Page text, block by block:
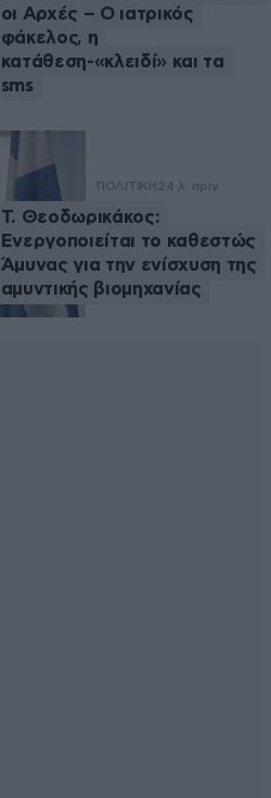
οι Αρχές – Ο ιατρικός
φάκελος, η
κατάθεση-«κλειδί» και τα
sms
ΠΟΛΙΤΙΚΗ24 λ. πριν
Τ. Θεοδωρικάκος:
Ενεργοποιείται το καθεστώς
Άμυνας για την ενίσχυση της
αμυντικής βιομηχανίας